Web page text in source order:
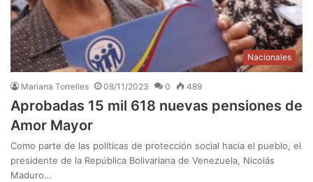
Nacionales
Mariana Torrelles 08/11/2023 0 489
Aprobadas 15 mil 618 nuevas pensiones de
Amor Mayor
Como parte de las políticas de protección social hacia el pueblo, el
presidente de la República Bolivariana de Venezuela, Nicolás
Maduro…